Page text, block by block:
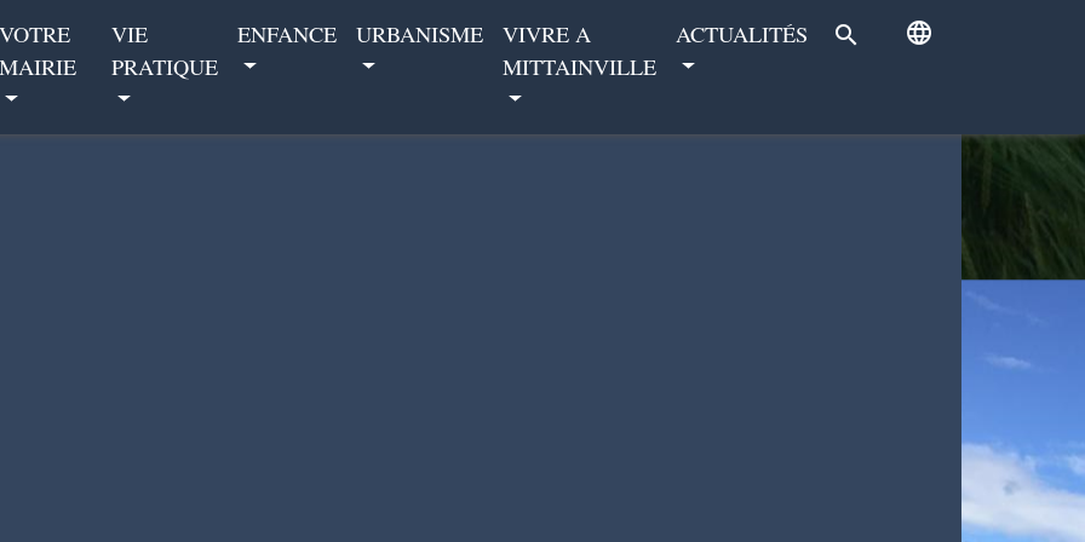
VOTRE
MAIRIE
VIE
PRATIQUE
ENFANCE URBANISME
VIVRE A
MITTAINVILLE
ACTUALITÉS search language